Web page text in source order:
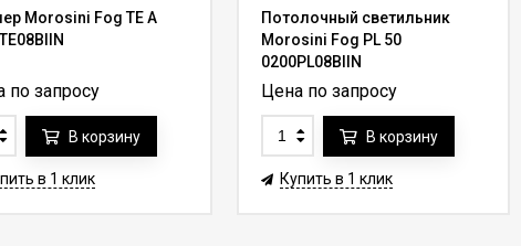
Morosini Fog TE A
по запросу
В корзину
в 1 клик
Потолочный светильник
Morosini Fog PL 50
0200PL08BIIN
Цена по запросу
В корзину
Купить в 1 клик